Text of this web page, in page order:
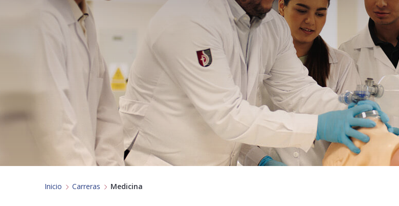
Inicio Carreras Medicina